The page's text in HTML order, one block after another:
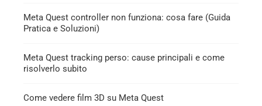
Meta Quest controller non funziona: cosa fare (Guida
Pratica e Soluzioni)
Meta Quest tracking perso: cause principali e come
risolverlo subito
Come vedere film 3D su Meta Quest